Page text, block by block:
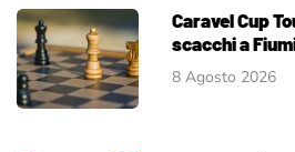
Caravel Cup
scacchi a
8 Agosto 2026